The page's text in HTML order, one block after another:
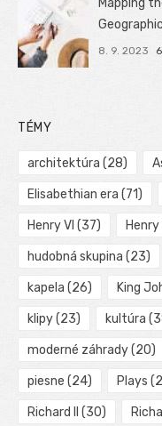
8. 9. 2023
TÉMY
architektúra (28)
Elisabethian era (71)
Henry VI (37) Henry
hudobná skupina (23)
kapela (26) King
klipy(23) kultúra
moderné záhrady(20)
piesne (24) Plays
Richard II (30)